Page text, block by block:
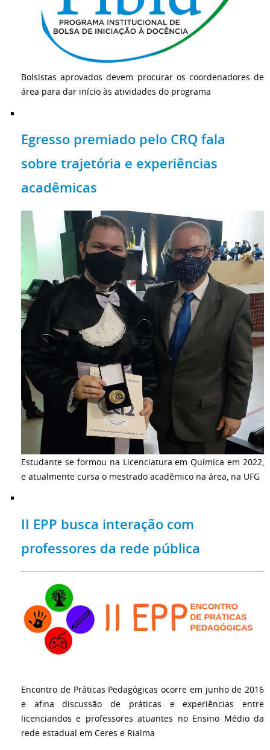
Bolsistas aprovados devem procurar os coordenadores de
área para dar início às atividades do programa
Egresso premiado pelo CRQ fala
sobre trajetória e experiências
acadêmicas
Estudante se formou na Licenciatura em Química em 2022,
e atualmente cursa o mestrado acadêmico na área, na UFG
II EPP busca interação com
professores da rede pública
Encontro de Práticas Pedagógicas ocorre em junho de 2016
e afina discussão de práticas e experiências entre
licenciandos e professores atuantes no Ensino Médio da
rede estadual em Ceres e Rialma